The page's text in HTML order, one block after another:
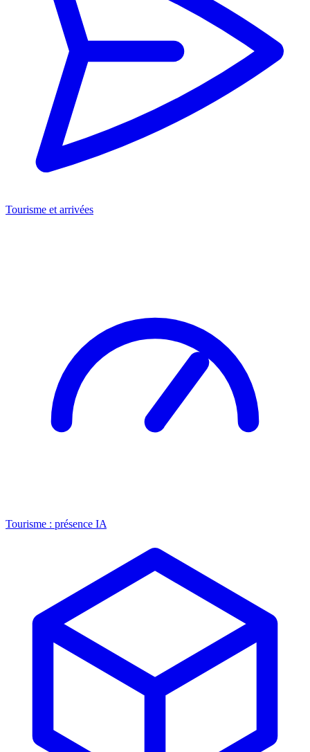
Tourisme et arrivées
Tourisme : présence IA